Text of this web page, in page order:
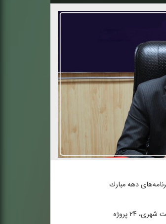
دهه مبارك
وی با بیان اینكه اعتبار این پروژه‌ها بالغ بر یك هزار و ۱۸۳ میلیارد تومان است، جزئیات آن‌ها را تشریح كرد: از این تعداد، ۴۳ پروژه در حوزه مدیریت شهری، ۲۴ پروژه